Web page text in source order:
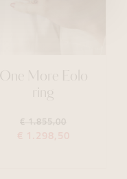
One More Eolo
ring
€ 1.855,00